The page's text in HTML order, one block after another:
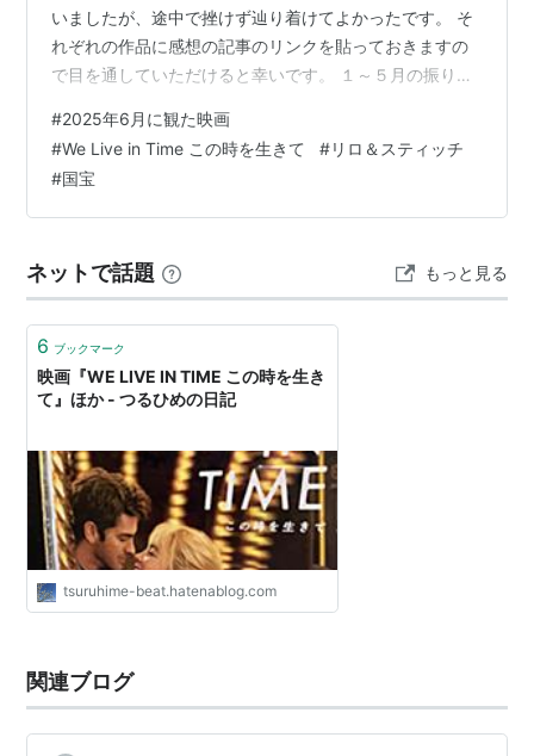
いましたが、途中で挫けず辿り着けてよかったです。 そ
れぞれの作品に感想の記事のリンクを貼っておきますの
で目を通していただけると幸いです。 １～５月の振り返
cinema.net frog-cinema.net frog-cinema.net frog-
cinema.net frog-cinema.net ではさっそく、6月に観た
映画を振り返ってみましょう キャプテン・マーベル WE
LIVE IN TIME この時を生きて アイアンマン ア…
#2025年6月に観た映画
#We Live in Time この時を生きて #リロ＆スティッチ
#国宝
ネットで話題 もっと見る
6 ブックマーク
映画『WE LIVE IN TIME この時を生き
て』ほか - つるひめの日記
tsuruhime-beat.hatenablog.com
関連ブログ